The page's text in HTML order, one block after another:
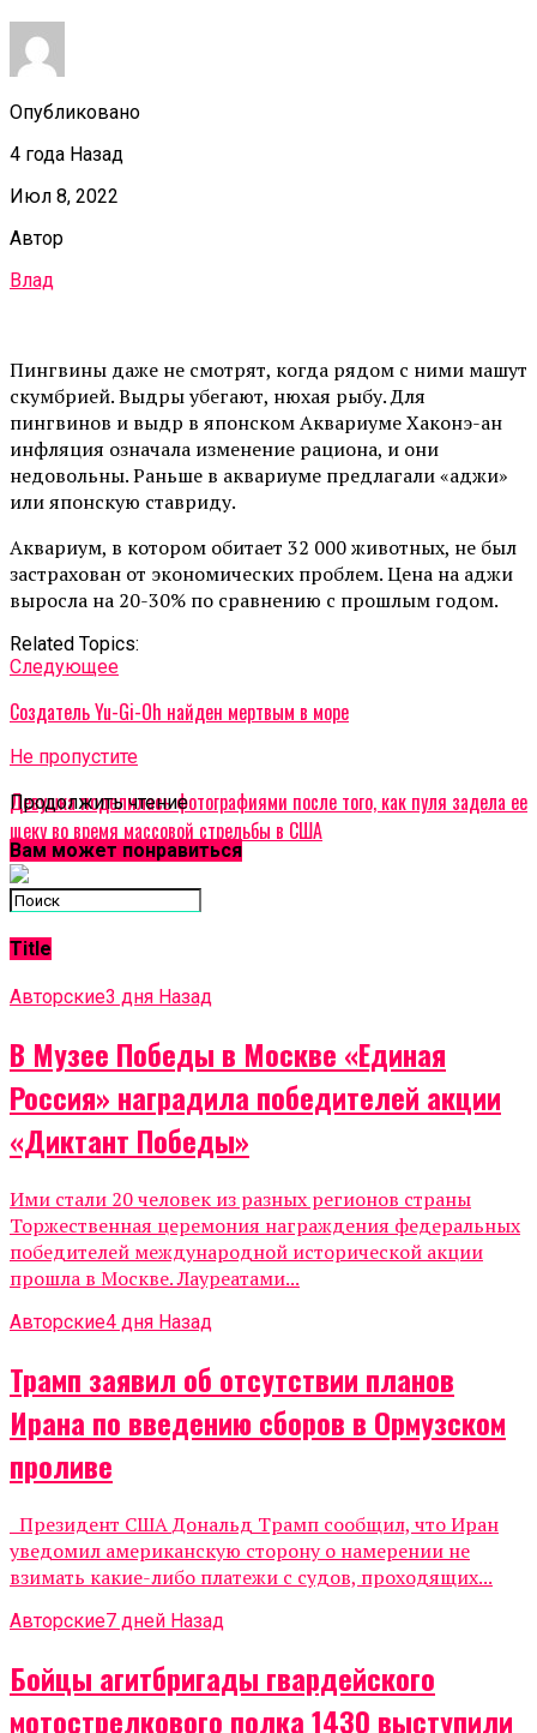
Опубликовано
4 года Назад
Июл 8, 2022
Автор
Влад
Пингвины даже не смотрят, когда рядом с ними машут
скумбрией. Выдры убегают, нюхая рыбу. Для
пингвинов и выдр в японском Аквариуме Хаконэ-ан
инфляция означала изменение рациона, и они
недовольны. Раньше в аквариуме предлагали «аджи»
или японскую ставриду.
Аквариум, в котором обитает 32 000 животных, не был
застрахован от экономических проблем. Цена на аджи
выросла на 20-30% по сравнению с прошлым годом.
Related Topics:
Cледующее
Создатель Yu-Gi-Oh найден мертвым в море
Не пропустите
Девушка поделилась фотографиями после того, как пуля задела ее
щеку во время массовой стрельбы в США
Продолжить чтение
Вам может понравиться
Title
Авторские3 дня Назад
В Музее Победы в Москве «Единая
Россия» наградила победителей акции
«Диктант Победы»
Ими стали 20 человек из разных регионов страны
Торжественная церемония награждения федеральных
победителей международной исторической акции
прошла в Москве. Лауреатами...
Авторские4 дня Назад
Трамп заявил об отсутствии планов
Ирана по введению сборов в Ормузском
проливе
Президент США Дональд Трамп сообщил, что Иран
уведомил американскую сторону о намерении не
взимать какие-либо платежи с судов, проходящих...
Авторские7 дней Назад
Бойцы агитбригады гвардейского
мотострелкового полка 1430 выступили